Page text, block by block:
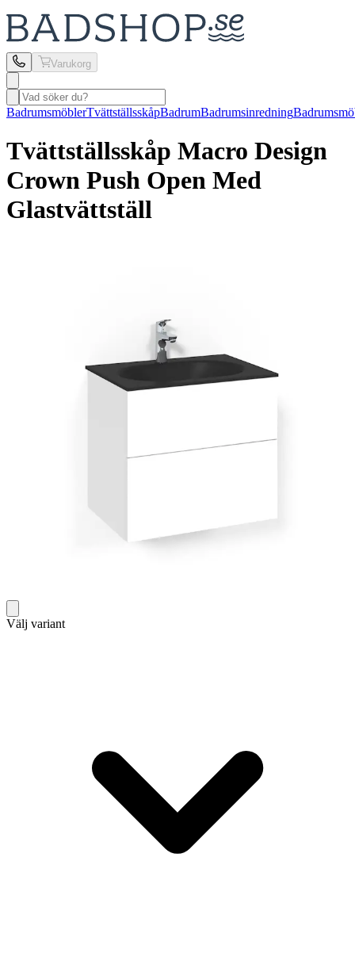
Varukorg
BadrumsmöblerTvättställsskåpBadrumBadrumsinredning
Tvättställsskåp Macro Design
Crown Push Open Med
Glastvättställ
Välj variant